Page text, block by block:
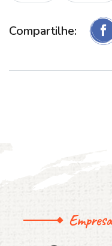
Compartilhe: